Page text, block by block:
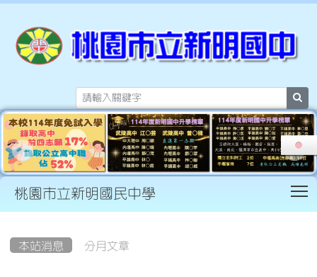
桃園市立新明國民中學
本站消息 分月文章